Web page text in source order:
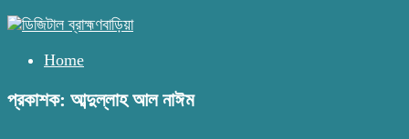
Home
প্রকাশক: আব্দুল্লাহ আল নাঈম